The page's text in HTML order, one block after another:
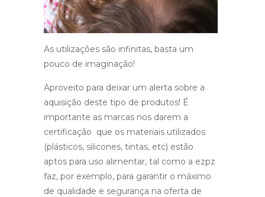
As utilizações são infinitas, basta um
pouco de imaginação!
Aproveito para deixar um alerta sobre a
aquisição deste tipo de produtos! É
importante as marcas nos darem a
certificação que os materiais utilizados
(plásticos, silicones, tintas, etc) estão
aptos para uso alimentar, tal como a ezpz
faz, por exemplo, para garantir o máximo
de qualidade e segurança na oferta de